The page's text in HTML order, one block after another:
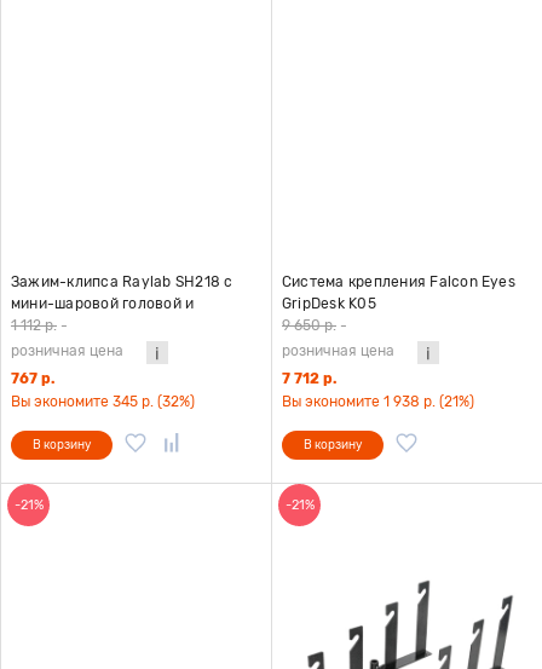
Зажим-клипса Raylab SH218 с
мини-шаровой головой и
башмаком
1 112 р. -
розничная цена
767 р.
Вы экономите 345 р. (32%)
В корзину
Система крепления Falcon Eyes
GripDesk K05
9 650 р. -
розничная цена
7 712 р.
Вы экономите 1 938 р. (21%)
В корзину
-21% -21%